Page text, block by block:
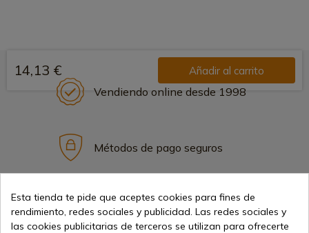
14,13 € Añadir al carrito
Vendiendo online desde 1998
Métodos de pago seguros
Envíos internacionales
Esta tienda te pide que aceptes cookies para fines de
rendimiento, redes sociales y publicidad. Las redes sociales y
las cookies publicitarias de terceros se utilizan para ofrecerte